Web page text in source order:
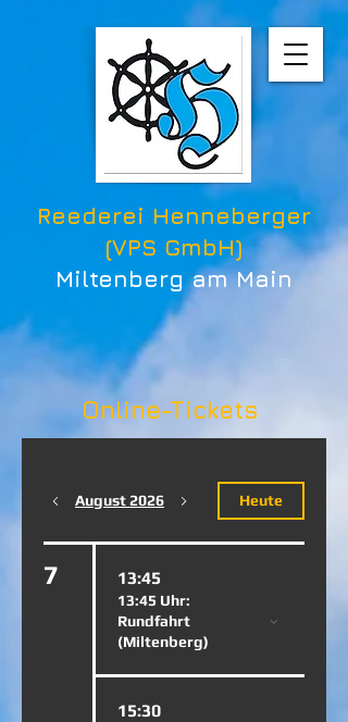
Reederei Henneberger
(VPS GmbH)
Miltenberg am Main
Online-Tickets
August 2026 Heute
7 13:45
13:45 Uhr:
Rundfahrt
(Miltenberg)
15:30